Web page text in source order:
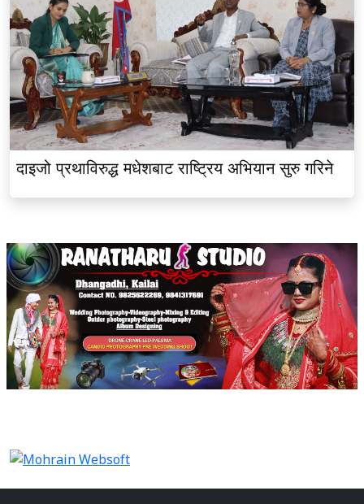
दाइजो प्रथाविरुद्ध मधेशबाट राष्ट्रिय अभियान सुरु गरिने